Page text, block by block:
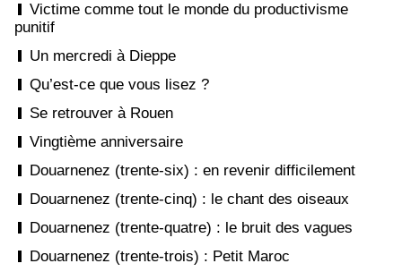
Victime comme tout le monde du productivisme
punitif
Un mercredi à Dieppe
Qu’est-ce que vous lisez ?
Se retrouver à Rouen
Vingtième anniversaire
Douarnenez (trente-six) : en revenir difficilement
Douarnenez (trente-cinq) : le chant des oiseaux
Douarnenez (trente-quatre) : le bruit des vagues
Douarnenez (trente-trois) : Petit Maroc